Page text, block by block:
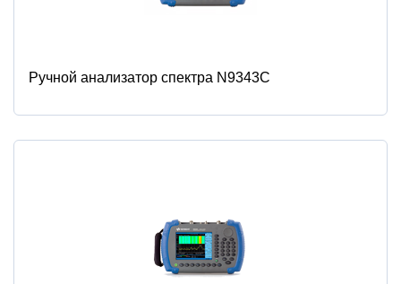
Ручной анализатор спектра N9343C